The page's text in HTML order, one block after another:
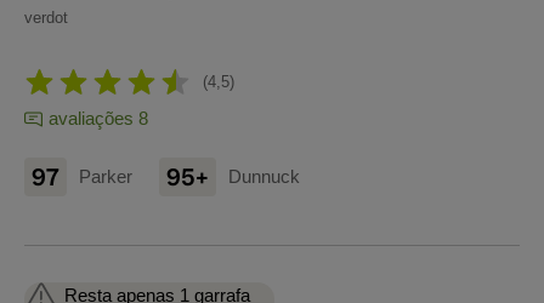
verdot
4,5
avaliações 8
97 Parker 95+ Dunnuck
Resta apenas 1 garrafa